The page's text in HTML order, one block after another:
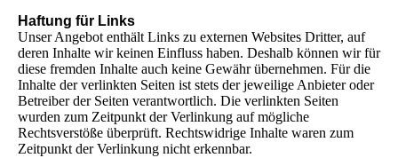
Haftung für Links
Unser Angebot enthält Links zu externen Websites Dritter, auf
deren Inhalte wir keinen Einfluss haben. Deshalb können wir für
diese fremden Inhalte auch keine Gewähr übernehmen. Für die
Inhalte der verlinkten Seiten ist stets der jeweilige Anbieter oder
Betreiber der Seiten verantwortlich. Die verlinkten Seiten
wurden zum Zeitpunkt der Verlinkung auf mögliche
Rechtsverstöße überprüft. Rechtswidrige Inhalte waren zum
Zeitpunkt der Verlinkung nicht erkennbar.